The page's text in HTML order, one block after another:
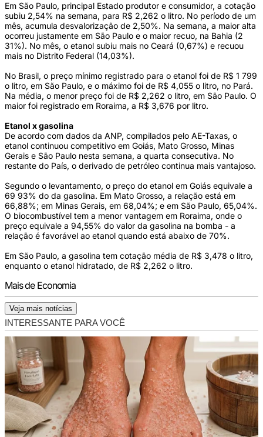
Em São Paulo, principal Estado produtor e consumidor, a cotação
subiu 2,54% na semana, para R$ 2,262 o litro. No período de um
mês, acumula desvalorização de 2,50%. Na semana, a maior alta
ocorreu justamente em São Paulo e o maior recuo, na Bahia (2
31%). No mês, o etanol subiu mais no Ceará (0,67%) e recuou
mais no Distrito Federal (14,03%).
No Brasil, o preço mínimo registrado para o etanol foi de R$ 1 799
o litro, em São Paulo, e o máximo foi de R$ 4,055 o litro, no Pará.
Na média, o menor preço foi de R$ 2,262 o litro, em São Paulo. O
maior foi registrado em Roraima, a R$ 3,676 por litro.
Etanol x gasolina
De acordo com dados da ANP, compilados pelo AE-Taxas, o
etanol continuou competitivo em Goiás, Mato Grosso, Minas
Gerais e São Paulo nesta semana, a quarta consecutiva. No
restante do País, o derivado de petróleo continua mais vantajoso.
Segundo o levantamento, o preço do etanol em Goiás equivale a
69 93% do da gasolina. Em Mato Grosso, a relação está em
66,88%; em Minas Gerais, em 68,04%; e em São Paulo, 65,04%.
O biocombustível tem a menor vantagem em Roraima, onde o
preço equivale a 94,55% do valor da gasolina na bomba - a
relação é favorável ao etanol quando está abaixo de 70%.
Em São Paulo, a gasolina tem cotação média de R$ 3,478 o litro,
enquanto o etanol hidratado, de R$ 2,262 o litro.
Mais de Economia
Veja mais notícias